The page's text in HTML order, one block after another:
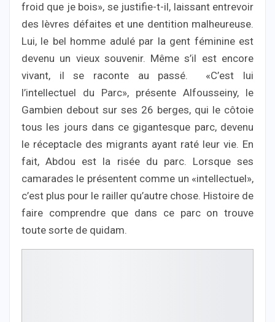
froid que je bois», se justifie-t-il, laissant entrevoir
des lèvres défaites et une dentition malheureuse.
Lui, le bel homme adulé par la gent féminine est
devenu un vieux souvenir. Même s’il est encore
vivant, il se raconte au passé. «C’est lui
l’intellectuel du Parc», présente Alfousseiny, le
Gambien debout sur ses 26 berges, qui le côtoie
tous les jours dans ce gigantesque parc, devenu
le réceptacle des migrants ayant raté leur vie. En
fait, Abdou est la risée du parc. Lorsque ses
camarades le présentent comme un «intellectuel»,
c’est plus pour le railler qu’autre chose. Histoire de
faire comprendre que dans ce parc on trouve
toute sorte de quidam.